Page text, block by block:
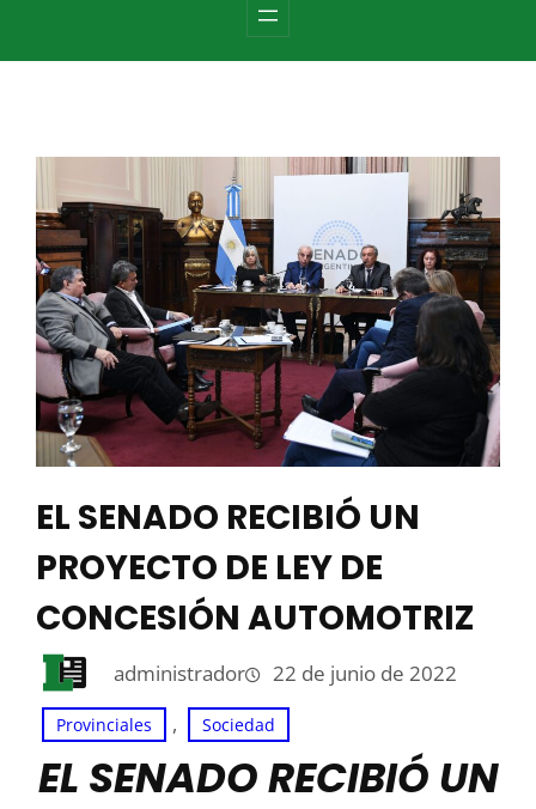
EL SENADO RECIBIÓ UN
PROYECTO DE LEY DE
CONCESIÓN AUTOMOTRIZ
administrador 22 de junio de 2022
Provinciales , Sociedad
EL SENADO RECIBIÓ UN